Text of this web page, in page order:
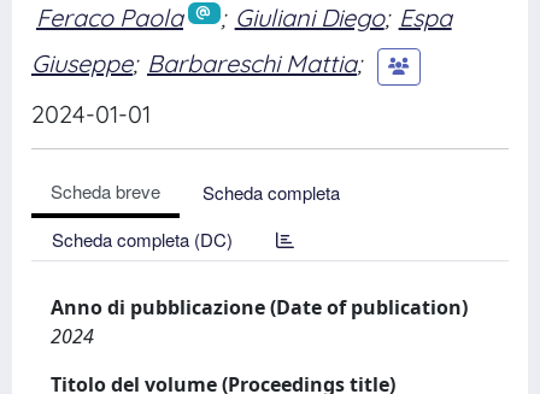
Feraco Paola ; Giuliani Diego; Espa
Giuseppe; Barbareschi Mattia;
2024-01-01
Scheda breve
Scheda completa
Scheda completa (DC)
Anno di pubblicazione (Date of publication)
2024
Titolo del volume (Proceedings title)